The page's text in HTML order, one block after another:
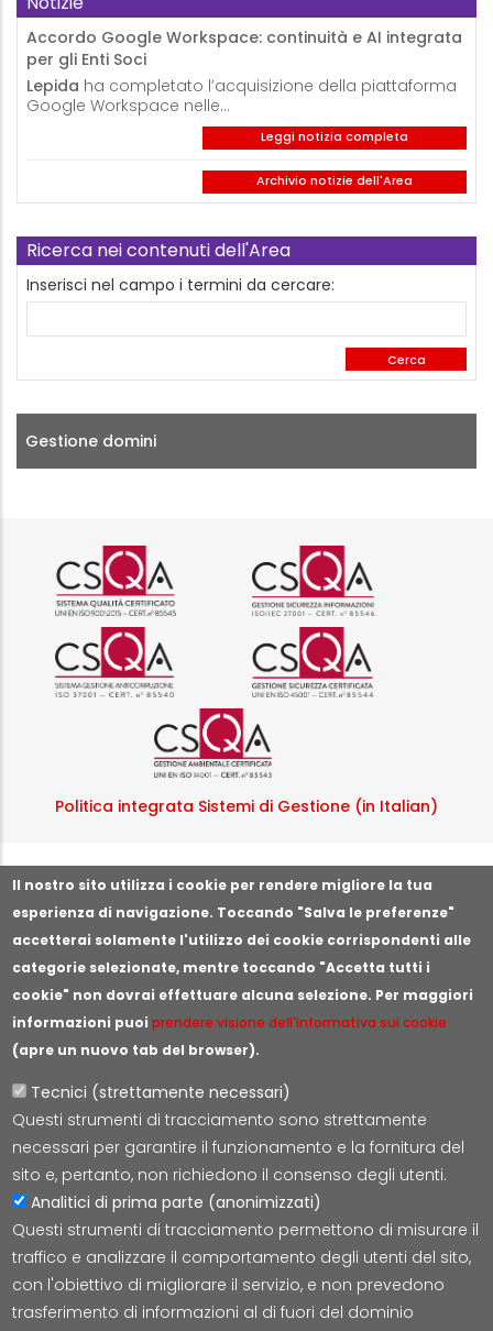
Il nostro sito utilizza i cookie per rendere migliore la tua
esperienza di navigazione. Toccando "Salva le preferenze"
accetterai solamente l'utilizzo dei cookie corrispondenti alle
categorie selezionate, mentre toccando "Accetta tutti i
cookie" non dovrai effettuare alcuna selezione. Per maggiori
informazioni puoiprendere visione dell'informativa sui cookie
(apre un nuovo tab del browser).
Tecnici (strettamente necessari)
Questi strumenti di tracciamento sono strettamente
necessari per garantire il funzionamento e la fornitura del
sito e, pertanto, non richiedono il consenso degli utenti.
Analitici di prima parte (anonimizzati)
Questi strumenti di tracciamento permettono di misurare il
traffico e analizzare il comportamento degli utenti del sito,
con l'obiettivo di migliorare il servizio, e non prevedono
trasferimento di informazioni al di fuori del dominio
Accordo Google Workspace: continuità e AI integrata
per gli Enti Soci
Lepida ha completato l’acquisizione della piattaforma
Google Workspace nelle…
Leggi notizia completa
Archivio notizie dell'Area
Ricerca nei contenuti dell'Area
Inserisci nel campo i termini da cercare:
Gestione domini
Logo certificazione ISO 9001
Logo
Logo certificazione ISO 37001
Logo
Logo certificazione ISO
Politica integrata Sistemi di Gestione (in Italian)
Segnala illeciti o irregolarità
Lepida S.c.p.A.
Via della Liberazione 15, 40128 Bologna
PEC:
segreteria@pec.lepida.it
Capitale Sociale i.v. ad oggi € 69.881.000,00
P.IVA/CF 02770891204